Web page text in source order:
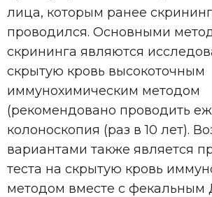
лица, которым ранее
проводился. Основными
скрининга являются
скрытую кровь высокоточным
иммунохимическим методом
(рекомендовано проводить
колоноскопия (раз в 10 лет).
вариантами также является
теста на скрытую кровь
методом вместе с фекальным